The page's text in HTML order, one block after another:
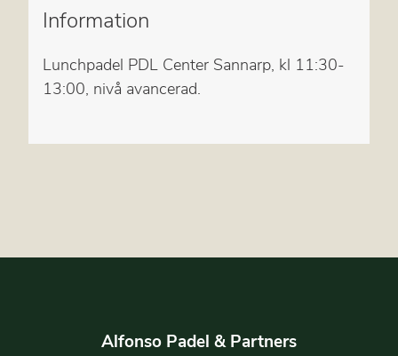
Information
Lunchpadel PDL Center Sannarp, kl 11:30-
13:00, nivå avancerad.
Alfonso Padel & Partners